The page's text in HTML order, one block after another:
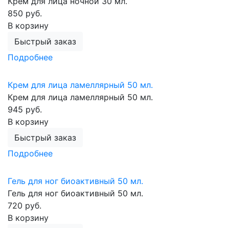
850 руб.
В корзину
Быстрый заказ
Подробнее
Крем для лица ламеллярный 50 мл.
Крем для лица ламеллярный 50 мл.
945 руб.
В корзину
Быстрый заказ
Подробнее
Гель для ног биоактивный 50 мл.
Гель для ног биоактивный 50 мл.
720 руб.
В корзину